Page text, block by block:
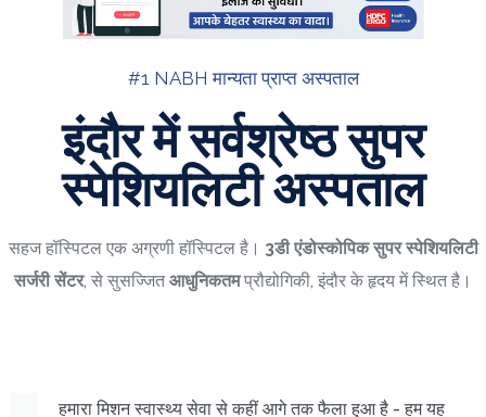
#1 NABH मान्यता प्राप्त अस्पताल
इंदौर में सर्वश्रेष्ठ सुपर
स्पेशियलिटी अस्पताल
सहज हॉस्पिटल एक अग्रणी हॉस्पिटल है। 3डी एंडोस्कोपिक सुपर स्पेशियलिटी
सर्जरी सेंटर, से सुसज्जित आधुनिकतमप्रौद्योगिकी, इंदौर के हृदय में स्थित है।
हमारा मिशन स्वास्थ्य सेवा से कहीं आगे तक फैला हुआ है - हम यह